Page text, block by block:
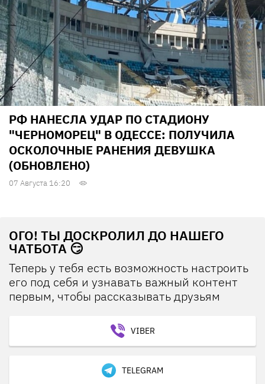
РФ НАНЕСЛА УДАР ПО СТАДИОНУ
"ЧЕРНОМОРЕЦ" В ОДЕССЕ: ПОЛУЧИЛА
ОСКОЛОЧНЫЕ РАНЕНИЯ ДЕВУШКА
(ОБНОВЛЕНО)
07 Августа 16:20
ОГО! ТЫ ДОСКРОЛИЛ ДО НАШЕГО
ЧАТБОТА 😏
Теперь у тебя есть возможность настроить
его под себя и узнавать важный контент
первым, чтобы рассказывать друзьям
VIBER
TELEGRAM